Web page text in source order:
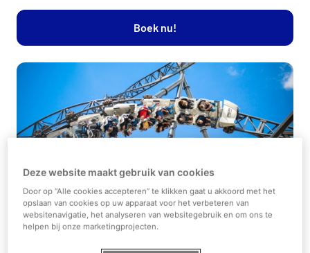
Boek nu!
Deze website maakt gebruik van cookies
Door op “Alle cookies accepteren” te klikken gaat u akkoord met het
opslaan van cookies op uw apparaat voor het verbeteren van
websitenavigatie, het analyseren van websitegebruik en om ons te
helpen bij onze marketingprojecten.